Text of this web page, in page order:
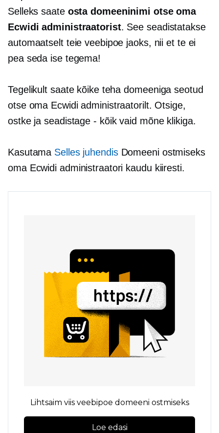
Selleks saate osta domeeninimi otse oma
Ecwidi administraatorist. See seadistatakse
automaatselt teie veebipoe jaoks, nii et te ei
pea seda ise tegema!
Tegelikult saate kõike tehadomeeniga seotud
otse oma Ecwidi administraatorilt. Otsige,
ostke ja seadistage - kõik vaid mõne klikiga.
Kasutama Selles juhendisDomeeni ostmiseks
oma Ecwidi administraatori kaudu kiiresti.
Lihtsaim viis veebipoe domeeni ostmiseks
Loe edasi